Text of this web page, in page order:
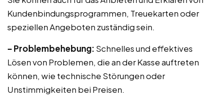
Kundenbindungsprogrammen, Treuekarten oder
speziellen Angeboten zuständig sein.
– Problembehebung: Schnelles und effektives
Lösen von Problemen, die an der Kasse auftreten
können, wie technische Störungen oder
Unstimmigkeiten bei Preisen.